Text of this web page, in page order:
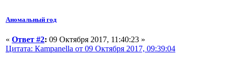
Аномальный год
« Ответ #2: 09 Октября 2017, 11:40:23 »
Цитата: Кampanella от 09 Октября 2017, 09:39:04